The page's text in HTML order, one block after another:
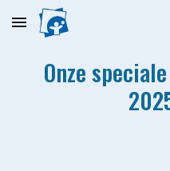
Skip to main content
Onze